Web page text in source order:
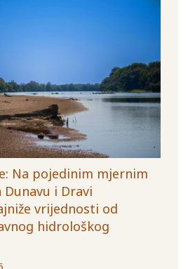
Na pojedinim mjernim
i Dravi
vrijednosti od
hidrološkog